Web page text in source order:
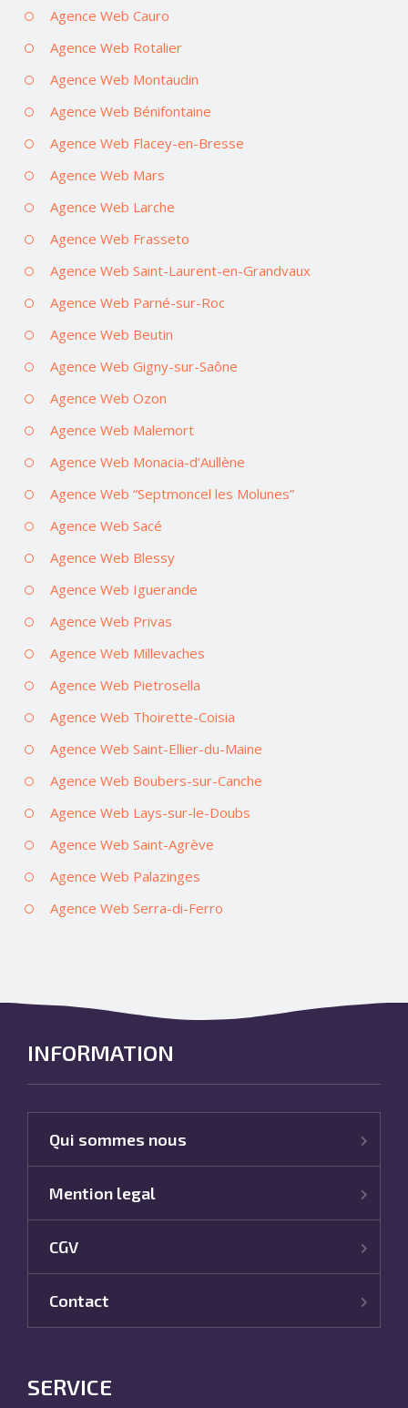
Agence Web Cauro
Agence Web Rotalier
Agence Web Montaudin
Agence Web Bénifontaine
Agence Web Flacey-en-Bresse
Agence Web Mars
Agence Web Larche
Agence Web Frasseto
Agence Web Saint-Laurent-en-Grandvaux
Agence Web Parné-sur-Roc
Agence Web Beutin
Agence Web Gigny-sur-Saône
Agence Web Ozon
Agence Web Malemort
Agence Web Monacia-d’Aullène
Agence Web “Septmoncel les Molunes”
Agence Web Sacé
Agence Web Blessy
Agence Web Iguerande
Agence Web Privas
Agence Web Millevaches
Agence Web Pietrosella
Agence Web Thoirette-Coisia
Agence Web Saint-Ellier-du-Maine
Agence Web Boubers-sur-Canche
Agence Web Lays-sur-le-Doubs
Agence Web Saint-Agrève
Agence Web Palazinges
Agence Web Serra-di-Ferro
INFORMATION
Qui sommes nous
Mention legal
CGV
Contact
SERVICE